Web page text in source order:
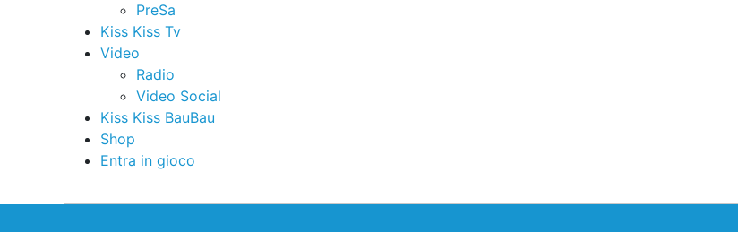
PreSa
Kiss Kiss Tv
Video
Radio
Video Social
Kiss Kiss BauBau
Shop
Entra in gioco